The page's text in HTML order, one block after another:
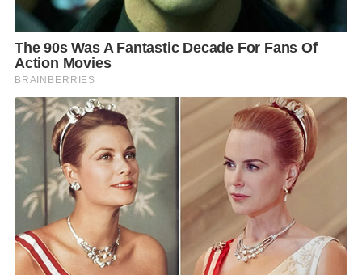
และ Photon Corridor ทางเดินแห่งแสง ที่พาผู้ชมทะยาน
ผ่านอุโมงค์พลังงานแห่งอนาคต
CAVE FANTASY เปิดวันจันทร์-ศุกร์ในเวลา 10.00
น.-21.00 น. ส่วนวันเสาร์-อาทิตย์ เปิด 10.00 น. – 21.30
น. โดยช่วงนี้อยู่ระหว่างจัดโปรโมชันฉลองเปิดร้านใหม่
กับราคาสุดแสนพิเศษ ดังนี้
• บัตรเข้าชม Fantasy Space เด็ก 349 บาท / ผู้ใหญ่ 499
บาท
• บัตรเข้าชม Flight Theater ในราคา 199 บาทต่อรอบ
การแสดง
• บัตรเข้าชม Fantasy Space + Flight Theater เด็ก449